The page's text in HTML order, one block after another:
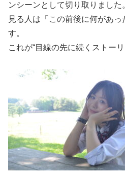
ンシーンとして切り取りました
見る人は「この前後に何があ
す。
これが“目線の先に続くストーリ